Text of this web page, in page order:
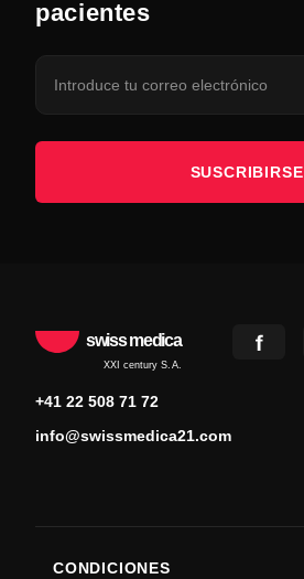
pacientes
SUSCRIBIRSE
swiss medica
XXI century S.A.
+41 22 508 71 72
info@swissmedica21.com
CONDICIONES